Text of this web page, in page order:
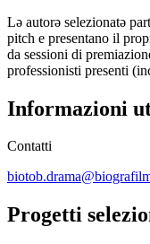
Lə autorə selezionatə
pitch e presentano il
da sessioni di
professionisti presenti
Informazioni
Contatti
Progetti